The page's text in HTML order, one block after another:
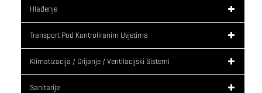
Hlađenje
Transport Pod Kontroliranim Uvjetima
Klimatizacija / Grijanje / Ventilacijski Sistemi
Sanitarije